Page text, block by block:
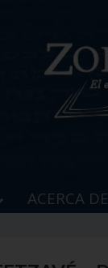
ACERCA DE